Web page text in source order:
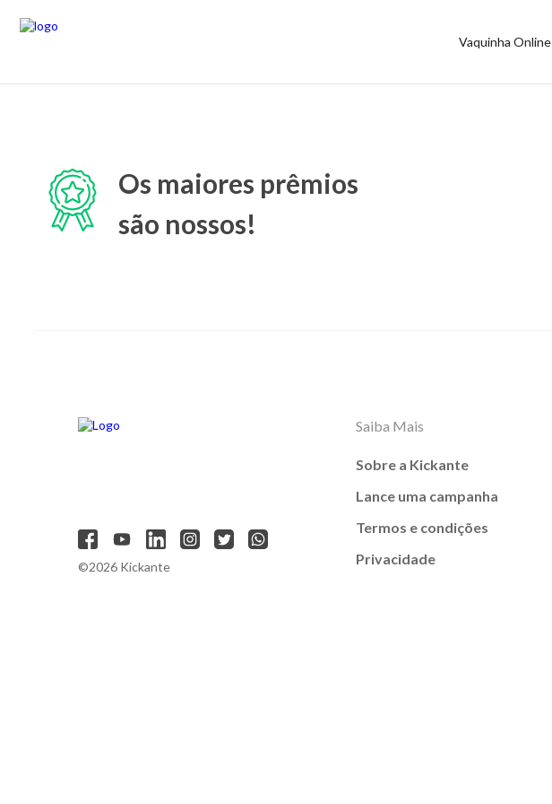
Vaquinha Online
Os maiores prêmios
são nossos!
©2026 Kickante
Saiba Mais
Sobre a Kickante
Lance uma campanha
Termos e condições
Privacidade